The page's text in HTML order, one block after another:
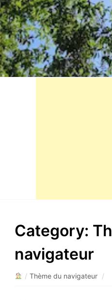
Category:
navigateur
/ Thème du navigateur /